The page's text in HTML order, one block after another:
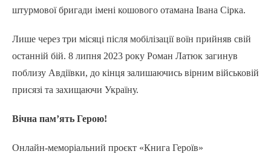
штурмової бригади імені кошового отамана Івана Сірка.
Лише через три місяці після мобілізації воїн прийняв свій
останній бій. 8 липня 2023 року Роман Латюк загинув
поблизу Авдіївки, до кінця залишаючись вірним військовій
присязі та захищаючи Україну.
Вічна пам’ять Герою!
Онлайн-меморіальний проєкт «Книга Героїв»